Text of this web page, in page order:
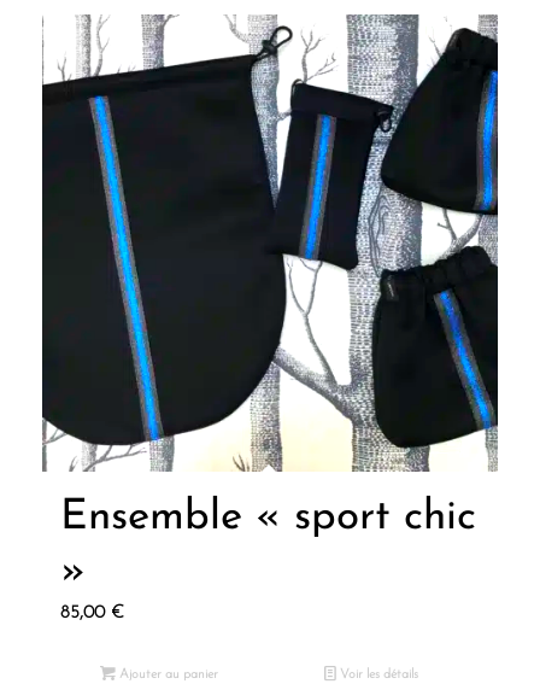
Ensemble « sport chic
»
85,00 €
Ajouter au panier Voir les détails